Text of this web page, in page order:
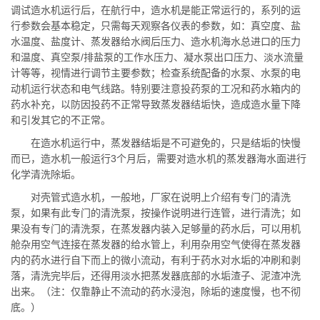
调试造水机运行后，在航行中，造水机是能正常运行的，系列的运
行参数会基本稳定，只需每天观察各仪表的参数，如：真空度、盐
水温度、盐度计、蒸发器给水阀后压力、造水机海水总进口的压力
和温度、真空泵/排盐泵的工作水压力、凝水泵出口压力、淡水流量
计等等，视情进行调节主要参数；检查系统配备的水泵、水泵的电
动机运行状态和电气线路。特别要注意投药泵的工况和药水箱内的
药水补充，以防因投药不正常导致蒸发器结垢快，造成造水量下降
和引发其它的不正常。
在造水机运行中，蒸发器结垢是不可避免的，只是结垢的快慢
而已，造水机一般运行3个月后，需要对造水机的蒸发器海水面进行
化学清洗除垢。
对壳管式造水机，一般地，厂家在说明上介绍有专门的清洗
泵，如果有此专门的清洗泵，按操作说明进行连管，进行清洗；如
果没有专门的清洗泵，在蒸发器内装入足够量的药水后，可以用机
舱杂用空气连接在蒸发器的给水管上，利用杂用空气使得在蒸发器
内的药水进行自下而上的微小流动，有利于药水对水垢的冲刷和剥
落，清洗完毕后，还得用淡水把蒸发器底部的水垢渣子、泥渣冲洗
出来。（注：仅靠静止不流动的药水浸泡，除垢的速度慢，也不彻
底。）